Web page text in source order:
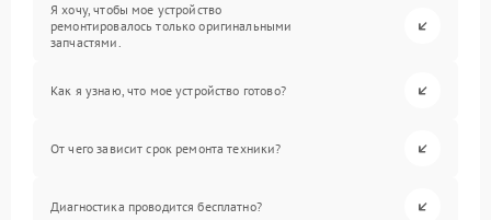
Я хочу, чтобы мое устройство
ремонтировалось только оригинальными
запчастями.
Как я узнаю, что мое устройство готово?
От чего зависит срок ремонта техники?
Диагностика проводится бесплатно?